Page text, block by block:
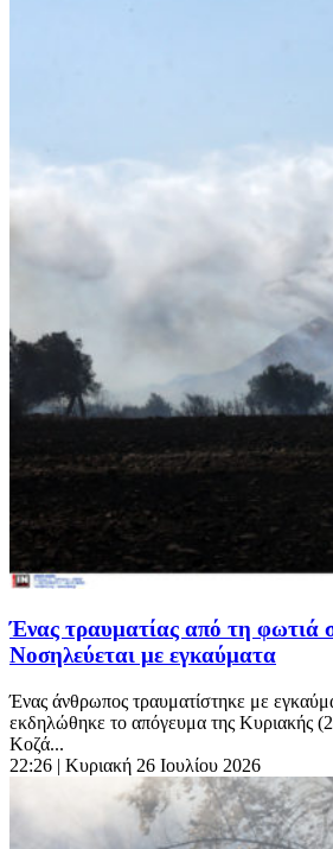
Ένας τραυματίας από τη φωτιά
Νοσηλεύεται με εγκαύματα
Ένας άνθρωπος τραυματίστηκε με
εκδηλώθηκε το απόγευμα της Κυριακής
Κοζά...
22:26 | Κυριακή 26 Ιουλίου 2026